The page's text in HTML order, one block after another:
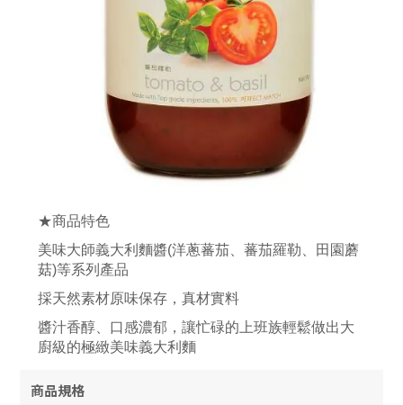
★商品特色
美味大師義大利麵醬(洋蔥蕃茄、蕃茄羅勒、田園蘑
菇)等系列產品
採天然素材原味保存，真材實料
醬汁香醇、口感濃郁，讓忙碌的上班族輕鬆做出大
廚級的極緻美味義大利麵
商品規格